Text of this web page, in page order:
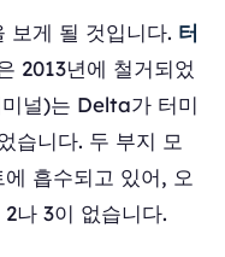
보게 될 것입니다. 터
2013년에 철거되었
널)는 Delta가 터미
습니다. 두 부지 모
흡수되고 있어, 오
나 3이 없습니다.